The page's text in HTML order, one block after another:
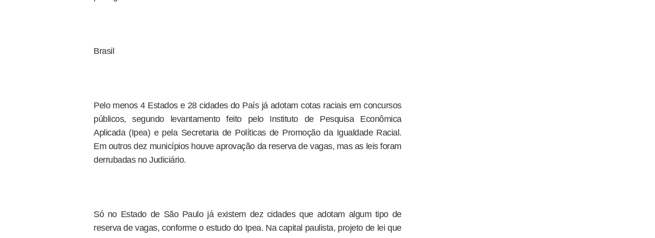
Brasil
Pelo menos 4 Estados e 28 cidades do País já adotam cotas raciais em concursos
públicos, segundo levantamento feito pelo Instituto de Pesquisa Econômica
Aplicada (Ipea) e pela Secretaria de Políticas de Promoção da Igualdade Racial.
Em outros dez municípios houve aprovação da reserva de vagas, mas as leis foram
derrubadas no Judiciário.
Só no Estado de São Paulo já existem dez cidades que adotam algum tipo de
reserva de vagas, conforme o estudo do Ipea. Na capital paulista, projeto de lei que